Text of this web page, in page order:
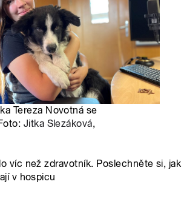
Tereza Novotná se
Jitka Slezáková,
víc než zdravotník. Poslechněte si, jak
v hospicu